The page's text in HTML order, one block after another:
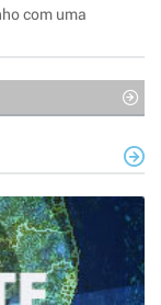
com uma